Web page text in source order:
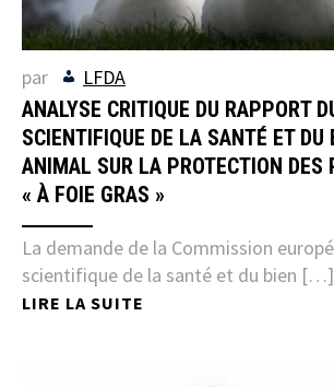
par LFDA
ANALYSE CRITIQUE DU RAPPORT
SCIENTIFIQUE DE LA SANTÉ ET DU
ANIMAL SUR LA PROTECTION DES
« À FOIE GRAS »
La demande de la Commission
scientifique de la santé et du bien […]
LIRE LA SUITE